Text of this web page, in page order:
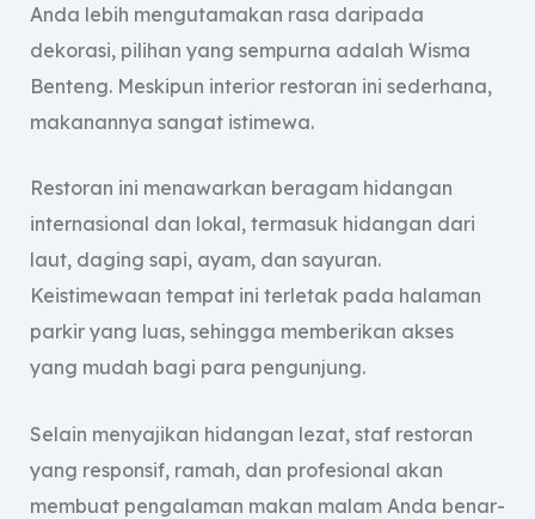
Anda lebih mengutamakan rasa daripada
dekorasi, pilihan yang sempurna adalah Wisma
Benteng. Meskipun interior restoran ini sederhana,
makanannya sangat istimewa.
Restoran ini menawarkan beragam hidangan
internasional dan lokal, termasuk hidangan dari
laut, daging sapi, ayam, dan sayuran.
Keistimewaan tempat ini terletak pada halaman
parkir yang luas, sehingga memberikan akses
yang mudah bagi para pengunjung.
Selain menyajikan hidangan lezat, staf restoran
yang responsif, ramah, dan profesional akan
membuat pengalaman makan malam Anda benar-